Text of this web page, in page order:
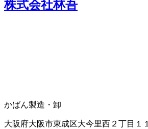
株式会社林吾
かばん製造・卸
大阪府大阪市東成区大今里西２丁目１